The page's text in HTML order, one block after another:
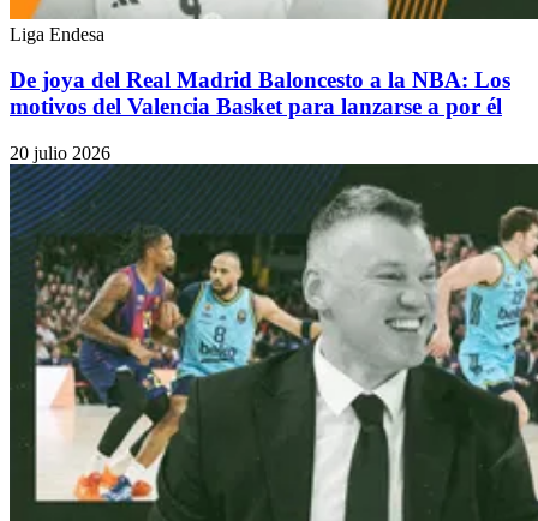
Liga Endesa
De joya del Real Madrid Baloncesto a la NBA: Los
motivos del Valencia Basket para lanzarse a por él
20 julio 2026